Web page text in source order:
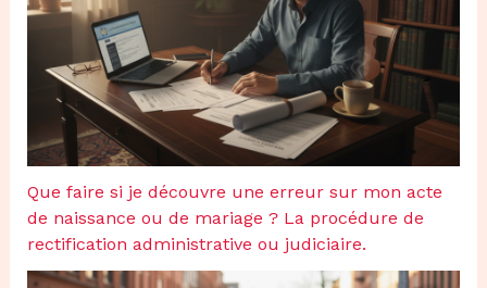
Que faire si je découvre une erreur sur mon acte
de naissance ou de mariage ? La procédure de
rectification administrative ou judiciaire.